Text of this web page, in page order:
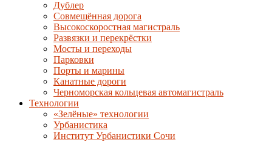
Дублер
Совмещённая дорога
Высокоскоростная магистраль
Развязки и перекрёстки
Мосты и переходы
Парковки
Порты и марины
Канатные дороги
Черноморская кольцевая автомагистраль
Технологии
«Зелёные» технологии
Урбанистика
Институт Урбанистики Сочи